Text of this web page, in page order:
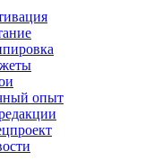
опыт